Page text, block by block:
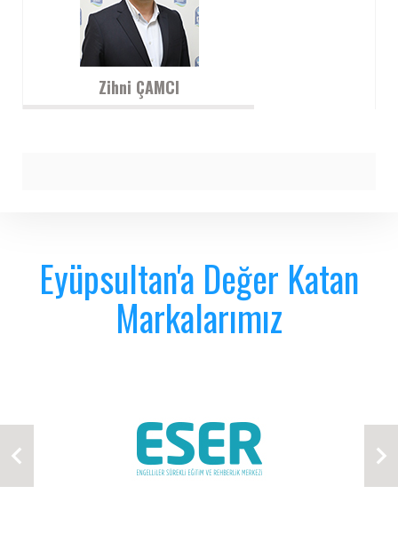
Zihni ÇAMCI
Eyüpsultan'a Değer Katan
Markalarımız